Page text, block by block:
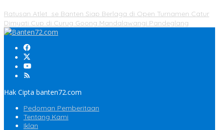
Ratusan Atlet se Banten Siap Berlaga di Open Turnamen Catur
Dimyati Cup di Curug Goong Mandalawangi Pandeglang
Hak Cipta banten72.com
Pedoman Pemberitaan
Tentang Kami
Iklan